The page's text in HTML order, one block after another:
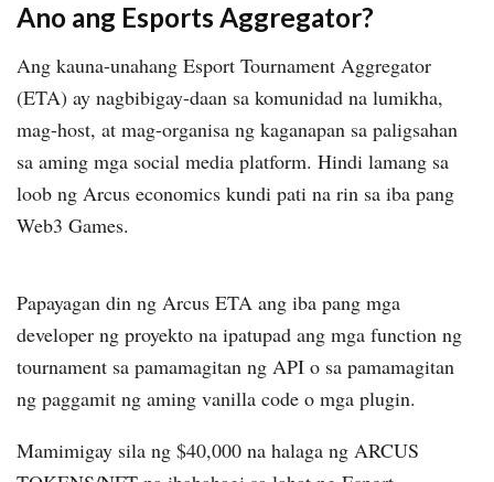
Ano ang Esports Aggregator?
Ang kauna-unahang Esport Tournament Aggregator
(ETA) ay nagbibigay-daan sa komunidad na lumikha,
mag-host, at mag-organisa ng kaganapan sa paligsahan
sa aming mga social media platform. Hindi lamang sa
loob ng Arcus economics kundi pati na rin sa iba pang
Web3 Games.
Papayagan din ng Arcus ETA ang iba pang mga
developer ng proyekto na ipatupad ang mga function ng
tournament sa pamamagitan ng API o sa pamamagitan
ng paggamit ng aming vanilla code o mga plugin.
Mamimigay sila ng $40,000 na halaga ng ARCUS